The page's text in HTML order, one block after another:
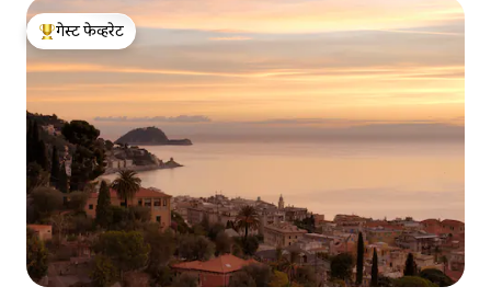
टॉप गेस्ट फेव्हरेट
गेस्ट फेव्हरेट